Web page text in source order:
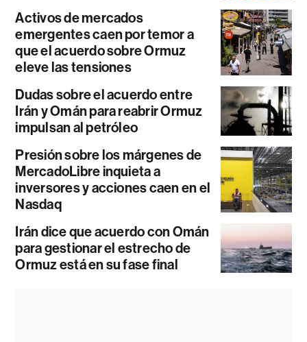
Activos de mercados
emergentes caen por temor a
que el acuerdo sobre Ormuz
eleve las tensiones
Dudas sobre el acuerdo entre
Irán y Omán para reabrir Ormuz
impulsan al petróleo
Presión sobre los márgenes de
MercadoLibre inquieta a
inversores y acciones caen en el
Nasdaq
Irán dice que acuerdo con Omán
para gestionar el estrecho de
Ormuz está en su fase final